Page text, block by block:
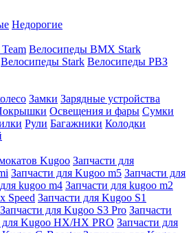
Недорогие
Велосипеды BMX Stark
Велосипеды Stark Велосипеды РВЗ
Замки Зарядные устройства
Освещения и фары Сумки
Рули Багажники Колодки
Kugoo Запчасти для
Запчасти для Kugoo m5 Запчасти для
kugoo m4 Запчасти для kugoo m2
Speed Запчасти для Kugoo S1
Запчасти для Kugoo S3 Pro Запчасти
для Kugoo HX/HX PRO Запчасти для